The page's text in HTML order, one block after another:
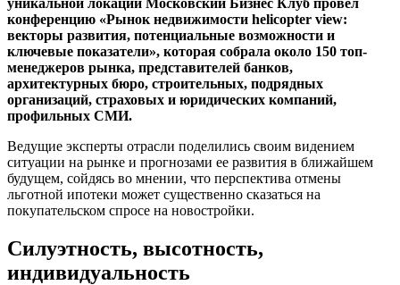
конференцию «Рынок недвижимости helicopter view:
векторы развития, потенциальные возможности и
ключевые показатели», которая собрала около 150 топ-
менеджеров рынка, представителей банков,
архитектурных бюро, строительных, подрядных
организаций, страховых и юридических компаний,
профильных СМИ.
Ведущие эксперты отрасли поделились своим видением
ситуации на рынке и прогнозами ее развития в ближайшем
будущем, сойдясь во мнении, что перспектива отмены
льготной ипотеки может существенно сказаться на
покупательском спросе на новостройки.
Силуэтность, высотность,
индивидуальность